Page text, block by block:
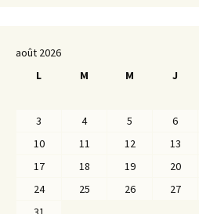
août 2026
L
M M J
3
4 5 6
10
11 12 13
17
18 19 20
24
25 26 27